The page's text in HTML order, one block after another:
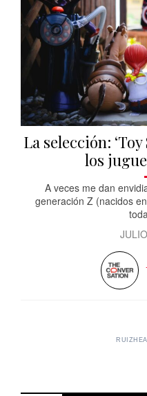
La selección:
los
A veces me dan
generación Z (nacidos